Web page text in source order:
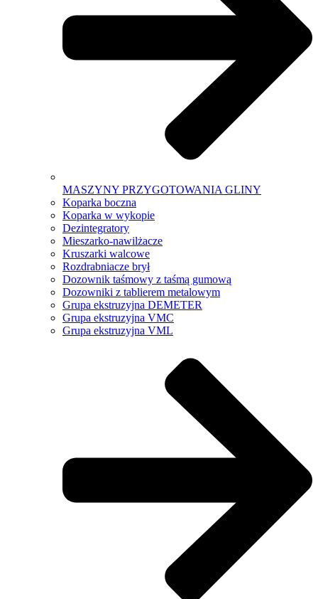
MASZYNY PRZYGOTOWANIA GLINY
Koparka boczna
Koparka w wykopie
Dezintegratory
Mieszarko-nawilżacze
Kruszarki walcowe
Rozdrabniacze brył
Dozownik taśmowy z taśmą gumową
Dozowniki z tablierem metalowym
Grupa ekstruzyjna DEMETER
Grupa ekstruzyjna VMC
Grupa ekstruzyjna VML